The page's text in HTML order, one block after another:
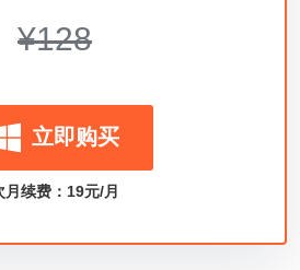
¥128
立即购买
月续费：19元/月